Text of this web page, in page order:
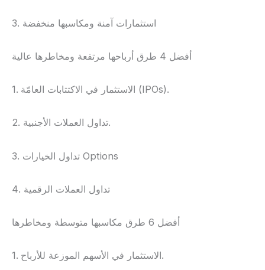
3. استثمارات آمنة ومكاسبها منخفضة
أفضل 4 طرق أرباحها مرتفعة ومخاطرها عالية
1. الاستثمار في الاكتتابات العامّة (IPOs).
2. تداول العملات الأجنبية.
3. تداول الخيارات Options
4. تداول العملات الرقمية
أفضل 6 طرق مكاسبها متوسطة ومخاطرها
1. الاستثمار في الأسهم الموزعة للأرباح.